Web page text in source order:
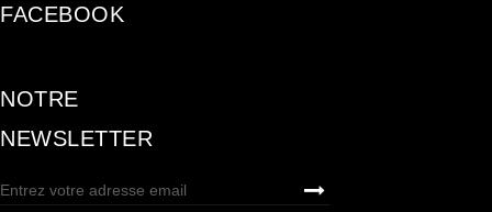
FACEBOOK
NOTRE
NEWSLETTER